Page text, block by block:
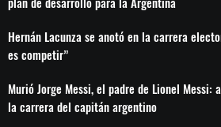
Hernán Lacunza se anotó en la carrera
es competir”
Murió Jorge Messi, el padre de Lionel
la carrera del capitán argentino